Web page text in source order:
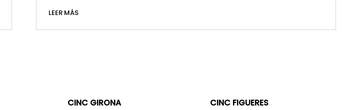
LEER MÁS
CINC GIRONA CINC FIGUERES